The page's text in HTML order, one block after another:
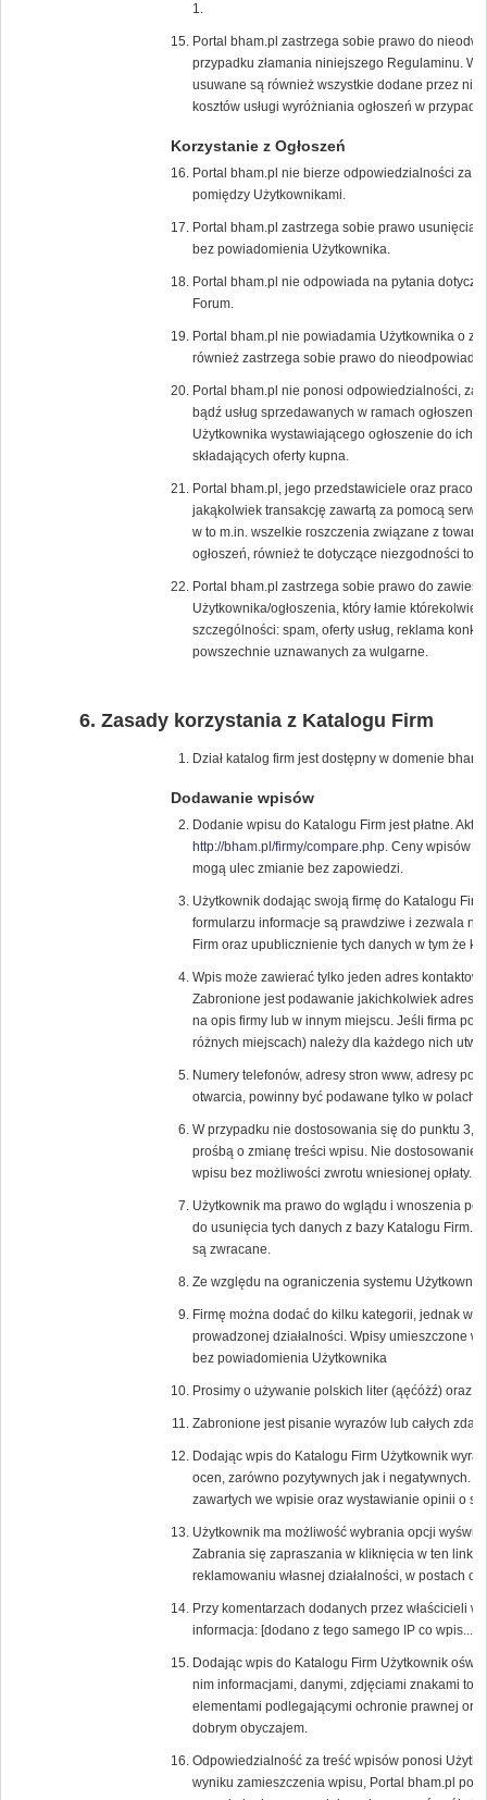
1.
Portal bham.pl zastrzega sobie prawo do
przypadku złamania niniejszego Regulaminu.
usuwane są również wszystkie dodane przez
kosztów usługi wyróżniania ogłoszeń w
Korzystanie z Ogłoszeń
Portal bham.pl nie bierze odpowiedzialności za
pomiędzy Użytkownikami.
Portal bham.pl zastrzega sobie prawo
bez powiadomienia Użytkownika.
Portal bham.pl nie odpowiada na pytania
Forum.
Portal bham.pl nie powiadamia Użytkownika o
również zastrzega sobie prawo do
Portal bham.pl nie ponosi odpowiedzialności,
bądź usług sprzedawanych w ramach
Użytkownika wystawiającego ogłoszenie do ich
składających oferty kupna.
Portal bham.pl, jego przedstawiciele oraz
jakąkolwiek transakcję zawartą za pomocą
w to m.in. wszelkie roszczenia związane z
ogłoszeń, również te dotyczące niezgodności
Portal bham.pl zastrzega sobie prawo do
Użytkownika/ogłoszenia, który łamie
szczególności: spam, oferty usług, reklama
powszechnie uznawanych za wulgarne.
Zasady korzystania z Katalogu Firm
Dział katalog firm jest dostępny w domenie
Dodawanie wpisów
Dodanie wpisu do Katalogu Firm jest płatne.
http://bham.pl/firmy/compare.php. Ceny wpisów
mogą ulec zmianie bez zapowiedzi.
Użytkownik dodając swoją firmę do Katalogu
formularzu informacje są prawdziwe i zezwala
Firm oraz upublicznienie tych danych w tym że
Wpis może zawierać tylko jeden adres
Zabronione jest podawanie jakichkolwiek
na opis firmy lub w innym miejscu. Jeśli firma
różnych miejscach) należy dla każdego nich
Numery telefonów, adresy stron www, adresy
otwarcia, powinny być podawane tylko w polach
W przypadku nie dostosowania się do punktu 3,
prośbą o zmianę treści wpisu. Nie dostosowanie
wpisu bez możliwości zwrotu wniesionej opłaty.
Użytkownik ma prawo do wglądu i wnoszenia
do usunięcia tych danych z bazy Katalogu Firm.
są zwracane.
Ze względu na ograniczenia systemu
Firmę można dodać do kilku kategorii, jednak
prowadzonej działalności. Wpisy umieszczone
bez powiadomienia Użytkownika
Prosimy o używanie polskich liter (ąęćóżź) oraz
Zabronione jest pisanie wyrazów lub całych
Dodając wpis do Katalogu Firm Użytkownik
ocen, zarówno pozytywnych jak i negatywnych.
zawartych we wpisie oraz wystawianie opinii o
Użytkownik ma możliwość wybrania opcji
Zabrania się zapraszania w kliknięcia w ten link
reklamowaniu własnej działalności, w postach
Przy komentarzach dodanych przez właścicieli
informacja: [dodano z tego samego IP co wpis....].
Dodając wpis do Katalogu Firm Użytkownik
nim informacjami, danymi, zdjęciami znakami
elementami podlegającymi ochronie prawnej
dobrym obyczajem.
Odpowiedzialność za treść wpisów ponosi
wyniku zamieszczenia wpisu, Portal bham.pl